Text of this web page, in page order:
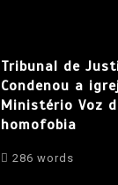
Tribunal de
Condenou a
Ministério Voz
homofobia
286 words